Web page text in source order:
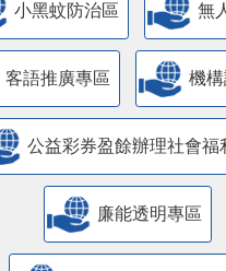
小黑蚊防治區 無
客語推廣專區 機
公益彩券盈餘辦理社會福
廉能透明專區